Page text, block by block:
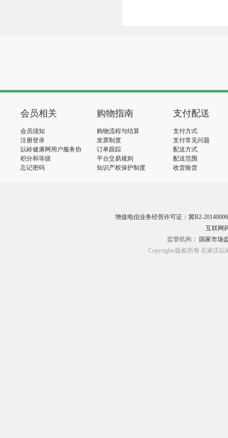
会员相关
会员须知
注册登录
以岭健康网用户服务协
议
积分和等级
忘记密码
购物指南
购物流程与结算
发票制度
订单跟踪
平台交易规则
知识产权保护制度
支付配送
支付方式
支付常见问题
配送方式
配送范围
收货验货
增值电信业务经营许可证：冀B2-20140006
互联网
监管机构：
国家市场
Copyrights版权所有 石家庄